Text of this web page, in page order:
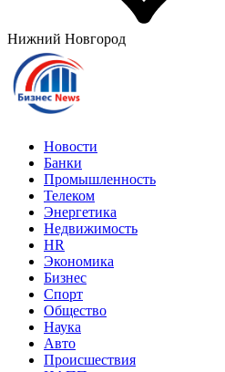
Нижний Новгород
Новости
Банки
Промышленность
Телеком
Энергетика
Недвижимость
HR
Экономика
Бизнес
Спорт
Общество
Наука
Авто
Происшествия